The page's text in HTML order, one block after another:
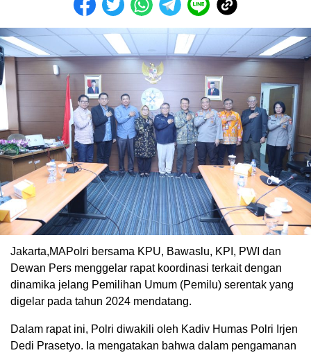
Jakarta,MAPolri bersama KPU, Bawaslu, KPI, PWI dan
Dewan Pers menggelar rapat koordinasi terkait dengan
dinamika jelang Pemilihan Umum (Pemilu) serentak yang
digelar pada tahun 2024 mendatang.
Dalam rapat ini, Polri diwakili oleh Kadiv Humas Polri Irjen
Dedi Prasetyo. Ia mengatakan bahwa dalam pengamanan